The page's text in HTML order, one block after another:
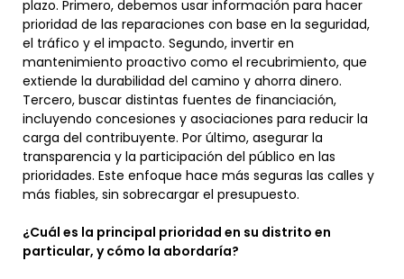
plazo. Primero, debemos usar información para hacer
prioridad de las reparaciones con base en la seguridad,
el tráfico y el impacto. Segundo, invertir en
mantenimiento proactivo como el recubrimiento, que
extiende la durabilidad del camino y ahorra dinero.
Tercero, buscar distintas fuentes de financiación,
incluyendo concesiones y asociaciones para reducir la
carga del contribuyente. Por último, asegurar la
transparencia y la participación del público en las
prioridades. Este enfoque hace más seguras las calles y
más fiables, sin sobrecargar el presupuesto.
¿Cuál es la principal prioridad en su distrito en
particular, y cómo la abordaría?